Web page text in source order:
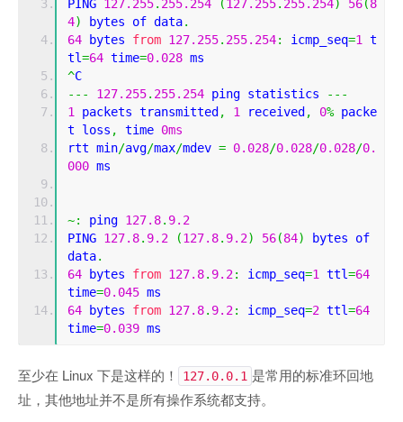
PING 127.255. 255.254 (127.255. 255.254) 56(8
4) bytes of data.
64 bytes from 127.255. 255.254: icmp_seq=1
t
tl=64 time=0.028 ms
^C
---
127.255. 255.254 ping statistics
---
1
packets transmitted , 1 received , 0% packe
t loss , time 0ms
rtt min/avg/max/mdev = 0.028/0.028/0.028/0.
000 ms
~: ping 127.8. 9.2
PING 127.8. 9.2 (127.8. 9.2) 56(84)
bytes of
data.
64 bytes from 127.8. 9.2: icmp_seq=1 ttl=64
time=0.045 ms
64 bytes from 127.8. 9.2: icmp_seq=2 ttl=64
time=0.039 ms
至少在 Linux 下是这样的！ 127.0.0.1 是常用的标准环回地
址，其他地址并不是所有操作系统都支持。